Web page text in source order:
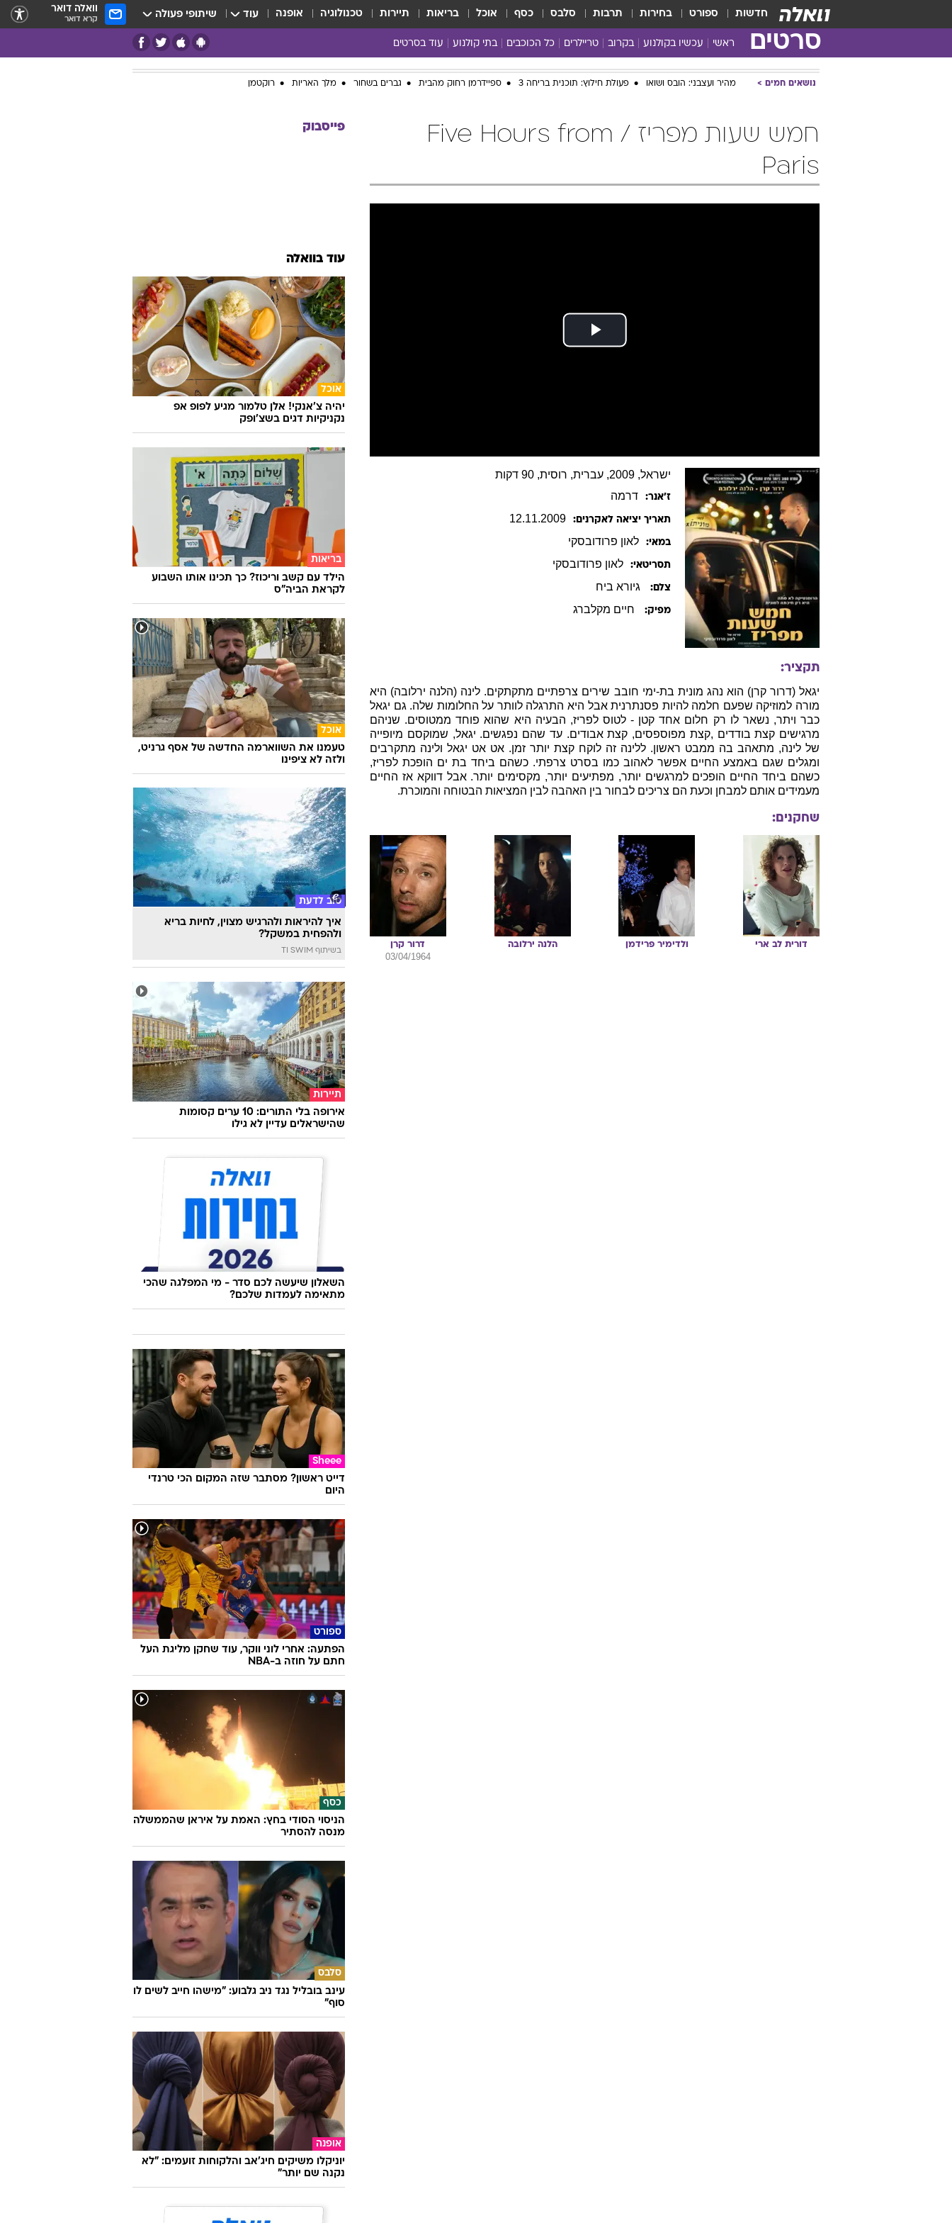
חדשות ספורט בחירות תרבות סלבס כסף אוכל בריאות תיירות טכנולוגיה אופנה עוד שיתופי פעולה וואלה דואר
קרא דואר
סרטים ראשי עכשיו בקולנוע בקרוב טריילרים כל הכוכבים בתי קולנוע עוד בסרטים
כל הסרטים
נושאים חמים מהיר ועצבני: הובס ושואו פעולת חילוץ: תוכנית בריחה 3 ספיידרמן רחוק מהבית גברים בשחור מלך האריות רוקטמן
חמש שעות מפריז / Five Hours from
Paris
ישראל, 2009, עברית, רוסית, 90 דקות
ז׳אנר: דרמה
תאריך יציאה לאקרנים: 12.11.2009
במאי: לאון פרודובסקי
תסריטאי: לאון פרודובסקי
צלם: גיורא ביח
מפיק: חיים מקלברג
תקציר:
יגאל (דרור קרן) הוא נהג מונית בת-ימי חובב שירים צרפתיים מתקתקים. לינה (הלנה ירלובה) היא
מורה למוזיקה שפעם חלמה להיות פסנתרנית אבל היא התרגלה לוותר על החלומות שלה. גם יגאל
כבר ויתר, נשאר לו רק חלום אחד קטן - לטוס לפריז, הבעיה היא שהוא פוחד ממטוסים. שניהם
מרגישים קצת בודדים ,קצת מפוספסים, קצת אבודים. עד שהם נפגשים. יגאל, שמוקסם מיופייה
של לינה, מתאהב בה ממבט ראשון. ללינה זה לוקח קצת יותר זמן. אט אט יגאל ולינה מתקרבים
ומגלים שגם באמצע החיים אפשר לאהוב כמו בסרט צרפתי. כשהם ביחד בת ים הופכת לפריז,
כשהם ביחד החיים הופכים למרגשים יותר, מפתיעים יותר, מקסימים יותר. אבל דווקא אז החיים
מעמידים אותם למבחן וכעת הם צריכים לבחור בין האהבה לבין המציאות הבטוחה והמוכרת.
שחקנים:
דורית לב ארי ולדימיר פרידמן הלנה ירלובה דרור קרן
03/04/1964
פייסבוק
עוד בוואלה
אוכל
יהיה צ'אנקי! אלן טלמור מגיע לפופ אפ
נקניקיות דגים בשצ'ופק
בריאות
הילד עם קשב וריכוז? כך תכינו אותו השבוע
לקראת הביה"ס
אוכל
טעמנו את השווארמה החדשה של אסף גרניט,
ולזה לא ציפינו
טוב לדעת
איך להיראות ולהרגיש מצוין, לחיות בריא
ולהפחית במשקל?
בשיתוף TI SWIM
תיירות
אירופה בלי התורים: 10 ערים קסומות
שהישראלים עדיין לא גילו
השאלון שיעשה לכם סדר - מי המפלגה שהכי
מתאימה לעמדות שלכם?
Sheee
דייט ראשון? מסתבר שזה המקום הכי טרנדי
היום
ספורט
הפתעה: אחרי לוני ווקר, עוד שחקן מליגת העל
חתם על חוזה ב-NBA
כסף
הניסוי הסודי בחץ: האמת על איראן שהממשלה
מנסה להסתיר
סלבס
עינב בובליל נגד ניב גלבוע: "מישהו חייב לשים לו
סוף"
אופנה
יוניקלו משיקים חיג'אב והלקוחות זועמים: "לא
נקנה שם יותר"